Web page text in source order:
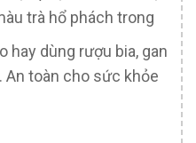
trà hổ phách trong
hay dùng rượu bia, gan
An toàn cho sức khỏe